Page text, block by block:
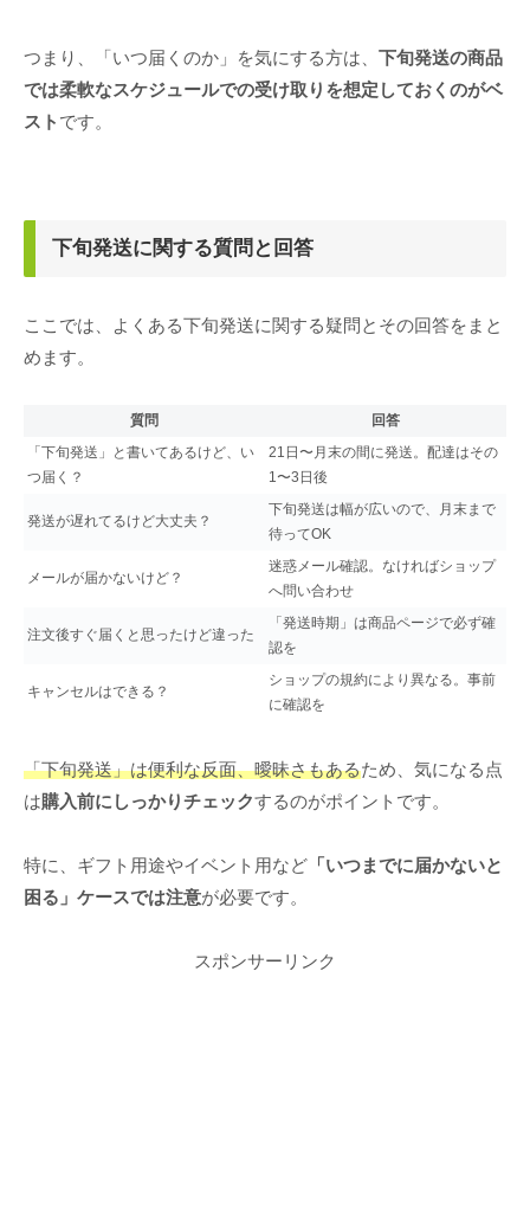
つまり、「いつ届くのか」を気にする方は、 下旬発送の商品
では柔軟なスケジュールでの受け取りを想定しておくのがベ
スト です。
下旬発送に関する質問と回答
ここでは、よくある下旬発送に関する疑問とその回答をまと
めます。
質問
回答
「下旬発送」と書いてあるけど、い
つ届く？
21日〜月末の間に発送。配達はその
1〜3日後
発送が遅れてるけど大丈夫？
下旬発送は幅が広いので、月末まで
待ってOK
メールが届かないけど？
迷惑メール確認。なければショップ
へ問い合わせ
注文後すぐ届くと思ったけど違った
「発送時期」は商品ページで必ず確
認を
キャンセルはできる？
ショップの規約により異なる。事前
に確認を
「下旬発送」は便利な反面、曖昧さもあるため、気になる点
は購入前にしっかりチェックするのがポイントです。
特に、ギフト用途やイベント用など 「いつまでに届かないと
困る」ケースでは注意が必要です。
スポンサーリンク